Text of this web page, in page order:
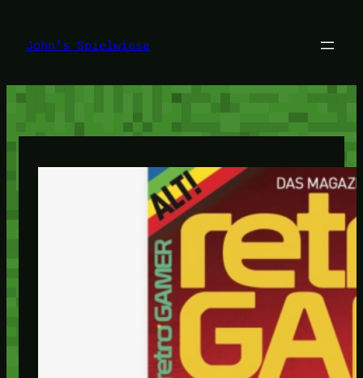
springen
John's Spielwiese